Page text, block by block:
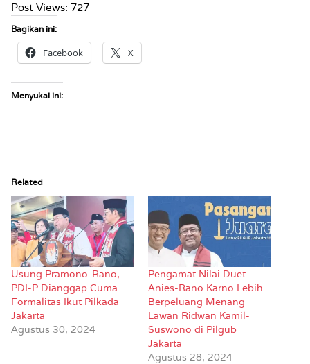
Post Views: 727
Bagikan ini:
Facebook X
Menyukai ini:
Related
Usung Pramono-Rano,
PDI-P Dianggap Cuma
Formalitas Ikut Pilkada
Jakarta
Agustus 30, 2024
Pengamat Nilai Duet
Anies-Rano Karno Lebih
Berpeluang Menang
Lawan Ridwan Kamil-
Suswono di Pilgub
Jakarta
Agustus 28, 2024